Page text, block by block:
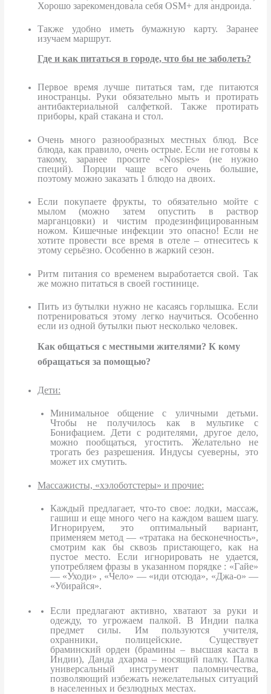
Хорошо зарекомендовала себяOSM+ для андроида.
Также удобно иметь бумажную карту. Заранее
изучаем маршрут.
Где и как питаться в городе, что бы не заболеть?
Первое время лучше питаться там, где питаются
иностранцы. Руки обязательно мыть и протирать
антибактериальной салфеткой. Также протирать
приборы, край стакана и стол.
Очень много разнообразных местных блюд. Все
блюда, как правило, очень острые. Если не готовы к
такому, заранее просите «Nospies» (не нужно
специй). Порции чаще всего очень большие,
поэтому можно заказать 1 блюдо на двоих.
Если покупаете фрукты, то обязательно мойте с
мылом (можно затем опустить в раствор
марганцовки) и чистим продезинфицированным
ножом. Кишечные инфекции это опасно! Если не
хотите провести все время в отеле – отнеситесь к
этому серьёзно. Особенно в жаркий сезон.
Ритм питания со временем выработается свой. Так
же можно питаться в своей гостинице.
Пить из бутылки нужно не касаясь горлышка. Если
потренироваться этому легко научиться. Особенно
если из одной бутылки пьют несколько человек.
Как общаться с местными жителями? К кому
обращаться за помощью?
Дети:
Минимальное общение с уличными детьми.
Чтобы не получилось как в мультике с
Бонифацием. Дети с родителями, другое дело,
можно пообщаться, угостить. Желательно не
трогать без разрешения. Индусы суеверны, это
может их смутить.
Массажисты, «хэлоботстеры» и прочие:
Каждый предлагает, что-то свое: лодки, массаж,
гашиш и еще много чего на каждом вашем шагу.
Игнорируем, это оптимальный вариант,
применяем метод — «тратака на бесконечность»,
смотрим как бы сквозь пристающего, как на
пустое место. Если игнорировать не удается,
употребляем фразы в указанном порядке : «Гайе»
— «Уходи» , «Чело» — «иди отсюда», «Джа-о» —
«Убирайся».
Если предлагают активно, хватают за руки и
одежду, то угрожаем палкой. В Индии палка
предмет силы. Им пользуются учителя,
охранники, полицейские. Существует
браминский орден (брамины – высшая каста в
Индии), Данда дхарма – носящий палку. Палка
универсальный инструмент паломничества,
позволяющий избежать нежелательных ситуаций
в населенных и безлюдных местах.